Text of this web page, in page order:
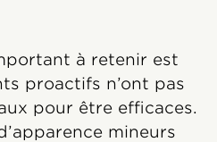
à retenir est
proactifs n’ont pas
pour être efficaces.
mineurs